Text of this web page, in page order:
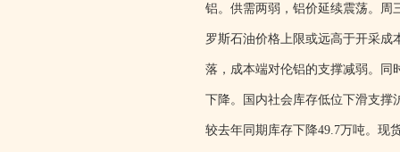
铝。供需两弱，铝价延续震荡。周
罗斯石油价格上限或远高于开采成
落，成本端对伦铝的支撑减弱。同
下降。国内社会库存低位下滑支撑
较去年同期库存下降49.7万吨。现